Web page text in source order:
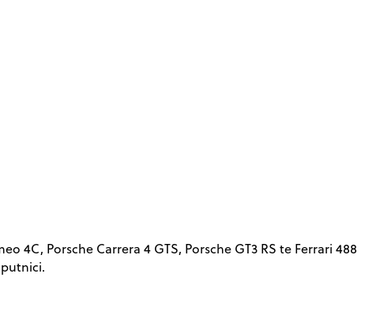
4C, Porsche Carrera 4 GTS, Porsche GT3 RS te Ferrari 488